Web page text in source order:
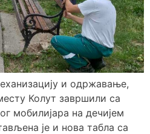
и одржавање,
Колут завршили са
мобилијара на дечијем
је и нова табла са